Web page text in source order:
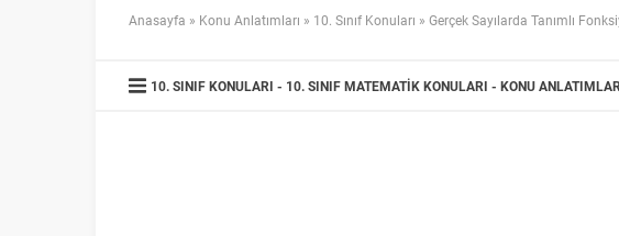
Anasayfa » Konu Anlatımları » 10. Sınıf Konuları » Gerçek Sayılarda Tanımlı
10. SINIF KONULARI 10. SINIF MATEMATIK KONULARI KONU